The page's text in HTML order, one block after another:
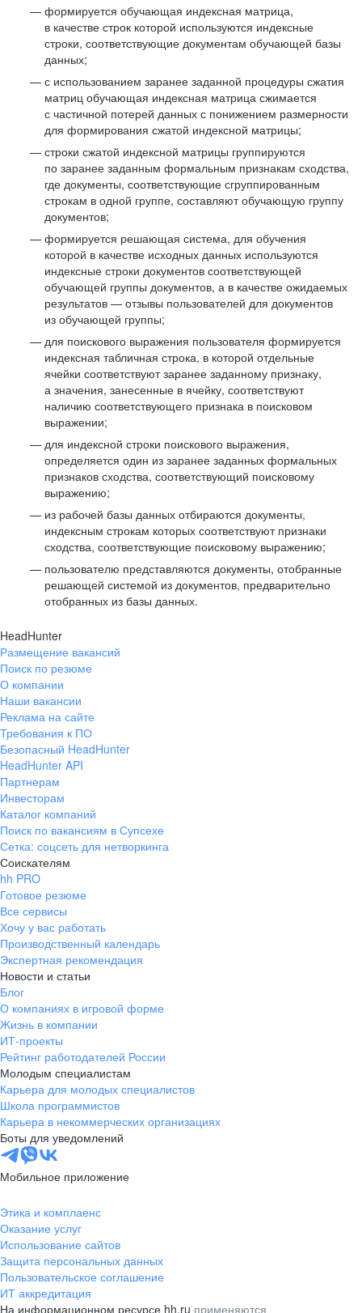
формируется обучающая индексная матрица,
в качестве строк которой используются индексные
строки, соответствующие документам обучающей базы
данных;
с использованием заранее заданной процедуры сжатия
матриц обучающая индексная матрица сжимается
с частичной потерей данных с понижением размерности
для формирования сжатой индексной матрицы;
строки сжатой индексной матрицы группируются
по заранее заданным формальным признакам сходства,
где документы, соответствующие сгруппированным
строкам в одной группе, составляют обучающую группу
документов;
формируется решающая система, для обучения
которой в качестве исходных данных используются
индексные строки документов соответствующей
обучающей группы документов, а в качестве ожидаемых
результатов — отзывы пользователей для документов
из обучающей группы;
для поискового выражения пользователя формируется
индексная табличная строка, в которой отдельные
ячейки соответствуют заранее заданному признаку,
а значения, занесенные в ячейку, соответствуют
наличию соответствующего признака в поисковом
выражении;
для индексной строки поискового выражения,
определяется один из заранее заданных формальных
признаков сходства, соответствующий поисковому
выражению;
из рабочей базы данных отбираются документы,
индексным строкам которых соответствуют признаки
сходства, соответствующие поисковому выражению;
пользователю представляются документы, отобранные
решающей системой из документов, предварительно
отобранных из базы данных.
HeadHunter
Размещение вакансий
Поиск по резюме
О компании
Наши вакансии
Реклама на сайте
Требования к ПО
Безопасный HeadHunter
HeadHunter API
Партнерам
Инвесторам
Каталог компаний
Поиск по вакансиям в Супсехе
Сетка: соцсеть для нетворкинга
Соискателям
hh PRO
Готовое резюме
Все сервисы
Хочу у вас работать
Производственный календарь
Экспертная рекомендация
Новости и статьи
Блог
О компаниях в игровой форме
Жизнь в компании
ИТ-проекты
Рейтинг работодателей России
Молодым специалистам
Карьера для молодых специалистов
Школа программистов
Карьера в некоммерческих организациях
Боты для уведомлений
Мобильное приложение
Этика и комплаенс
Оказание услуг
Использование сайтов
Защита персональных данных
Пользовательское соглашение
ИТ аккредитация
На информационном ресурсе hh.ru применяются